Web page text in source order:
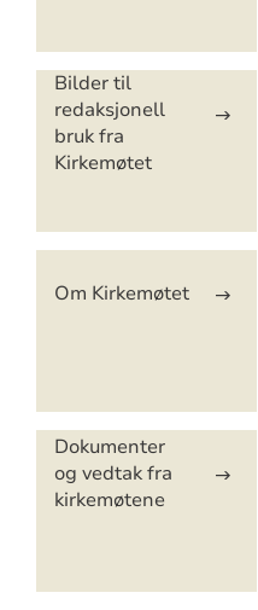
Bilder til
redaksjonell
bruk fra
Kirkemøtet
Om Kirkemøtet
Dokumenter
og vedtak fra
kirkemøtene